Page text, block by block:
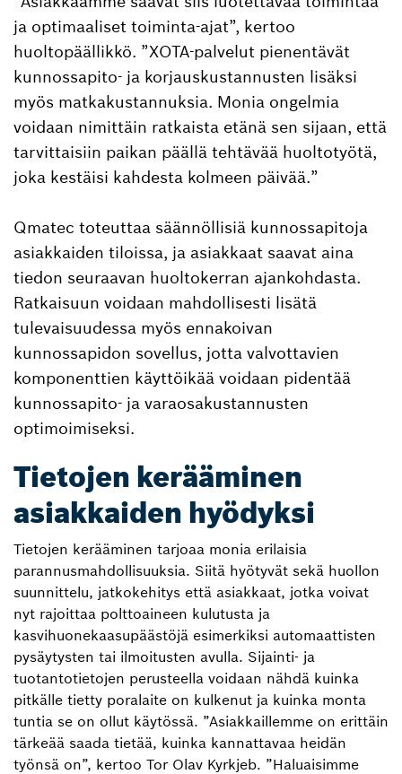
ja optimaaliset toiminta-ajat”, kertoo
huoltopäällikkö. ”XOTA-palvelut pienentävät
kunnossapito- ja korjauskustannusten lisäksi
myös matkakustannuksia. Monia ongelmia
voidaan nimittäin ratkaista etänä sen sijaan, että
tarvittaisiin paikan päällä tehtävää huoltotyötä,
joka kestäisi kahdesta kolmeen päivää.”
Qmatec toteuttaa säännöllisiä kunnossapitoja
asiakkaiden tiloissa, ja asiakkaat saavat aina
tiedon seuraavan huoltokerran ajankohdasta.
Ratkaisuun voidaan mahdollisesti lisätä
tulevaisuudessa myös ennakoivan
kunnossapidon sovellus, jotta valvottavien
komponenttien käyttöikää voidaan pidentää
kunnossapito- ja varaosakustannusten
optimoimiseksi.
Tietojen kerääminen
asiakkaiden hyödyksi
Tietojen kerääminen tarjoaa monia erilaisia
parannusmahdollisuuksia. Siitä hyötyvät sekä huollon
suunnittelu, jatkokehitys että asiakkaat, jotka voivat
nyt rajoittaa polttoaineen kulutusta ja
kasvihuonekaasupäästöjä esimerkiksi automaattisten
pysäytysten tai ilmoitusten avulla. Sijainti- ja
tuotantotietojen perusteella voidaan nähdä kuinka
pitkälle tietty poralaite on kulkenut ja kuinka monta
tuntia se on ollut käytössä. ”Asiakkaillemme on erittäin
tärkeää saada tietää, kuinka kannattavaa heidän
työnsä on”, kertoo Tor Olav Kyrkjeb. ”Haluaisimme